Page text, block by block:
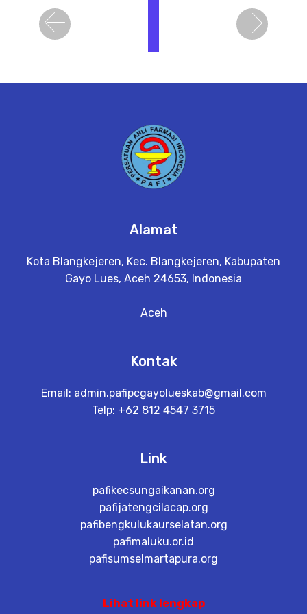
Previous Next
Alamat
Kota Blangkejeren, Kec. Blangkejeren, Kabupaten
Gayo Lues, Aceh 24653, Indonesia
Aceh
Kontak
Email: admin.pafipcgayolueskab@gmail.com
Telp: +62 812 4547 3715
Link
pafikecsungaikanan.org
pafijatengcilacap.org
pafibengkulukaurselatan.org
pafimaluku.or.id
pafisumselmartapura.org
Lihat link lengkap